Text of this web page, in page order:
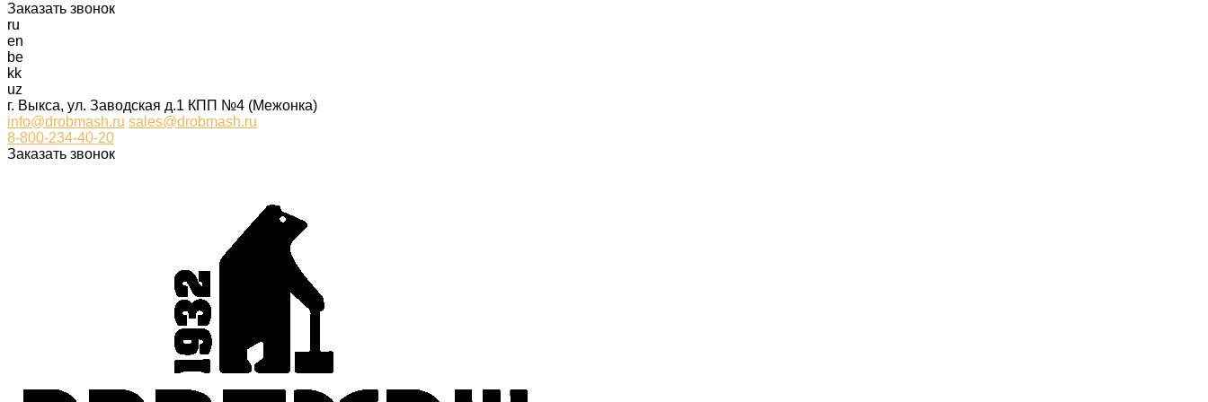
Заказать звонок
ru
en
be
kk
uz
г. Выкса, ул. Заводская д.1 КПП №4 (Межонка)
info@drobmash.ru sales@drobmash.ru
8-800-234-40-20
Заказать звонок